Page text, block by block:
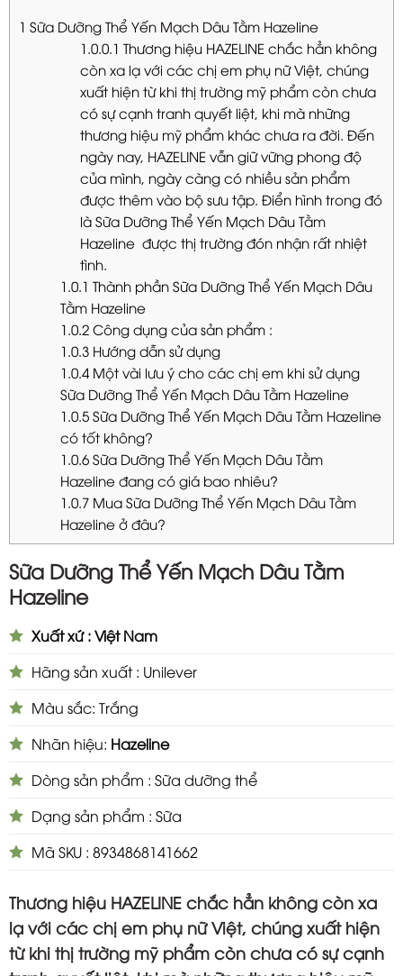
1 Sữa Dưỡng Thể Yến Mạch Dâu Tằm Hazeline
1.0.0.1 Thương hiệu HAZELINE chắc hẳn không
còn xa lạ với các chị em phụ nữ Việt, chúng
xuất hiện từ khi thị trường mỹ phẩm còn chưa
có sự cạnh tranh quyết liệt, khi mà những
thương hiệu mỹ phẩm khác chưa ra đời. Đến
ngày nay, HAZELINE vẫn giữ vững phong độ
của mình, ngày càng có nhiều sản phẩm
được thêm vào bộ sưu tập. Điển hình trong đó
là Sữa Dưỡng Thể Yến Mạch Dâu Tằm
Hazeline được thị trường đón nhận rất nhiệt
tình.
1.0.1 Thành phần Sữa Dưỡng Thể Yến Mạch Dâu
Tằm Hazeline
1.0.2Công dụng của sản phẩm :
1.0.3Hướng dẫn sử dụng
1.0.4Một vài lưu ý cho các chị em khi sử dụng
Sữa Dưỡng Thể Yến Mạch Dâu Tằm Hazeline
1.0.5Sữa Dưỡng Thể Yến Mạch Dâu Tằm Hazeline
có tốt không?
1.0.6Sữa Dưỡng Thể Yến Mạch Dâu Tằm
Hazeline đang có giá bao nhiêu?
1.0.7Mua Sữa Dưỡng Thể Yến Mạch Dâu Tằm
Hazeline ở đâu?
Sữa Dưỡng Thể Yến Mạch Dâu Tằm
Hazeline
Xuất xứ : Việt Nam
Hãng sản xuất : Unilever
Màu sắc: Trắng
Nhãn hiệu: Hazeline
Dòng sản phẩm : Sữa dưỡng thể
Dạng sản phẩm : Sữa
Mã SKU : 8934868141662
Thương hiệu HAZELINE chắc hẳn không còn xa
lạ với các chị em phụ nữ Việt, chúng xuất hiện
từ khi thị trường mỹ phẩm còn chưa có sự cạnh